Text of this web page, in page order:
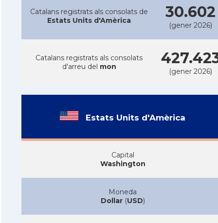
Catalans registrats als consolats de
Estats Units d'Amèrica
30.602
(gener 2026)
Catalans registrats als consolats
d'arreu del mon
(gener 2026)
Estats Units d'Amèrica
Capital
Washington
Moneda
Dollar(USD)